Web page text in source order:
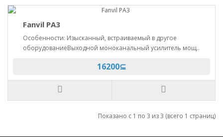
Fanvil PA3
Особенности: Изысканный, встраиваемый в другое
оборудованиеВыходной моноканальный усилитель мощ..
16200⊆
Показано с 1 по 3 из 3 (всего 1 страниц)